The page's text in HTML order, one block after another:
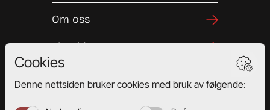
Om oss
Elevside